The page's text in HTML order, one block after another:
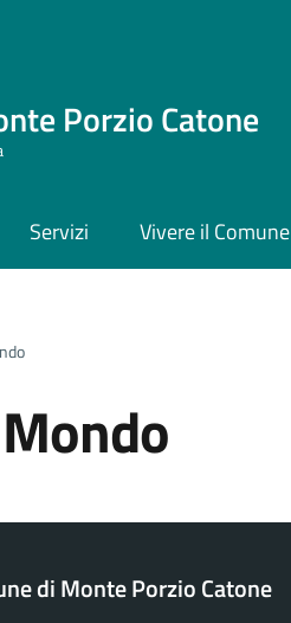
Porzio Catone
Servizi Vivere il Comune
di Monte Porzio Catone